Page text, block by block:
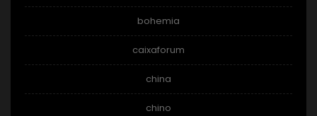
bohemia
caixaforum
china
chino